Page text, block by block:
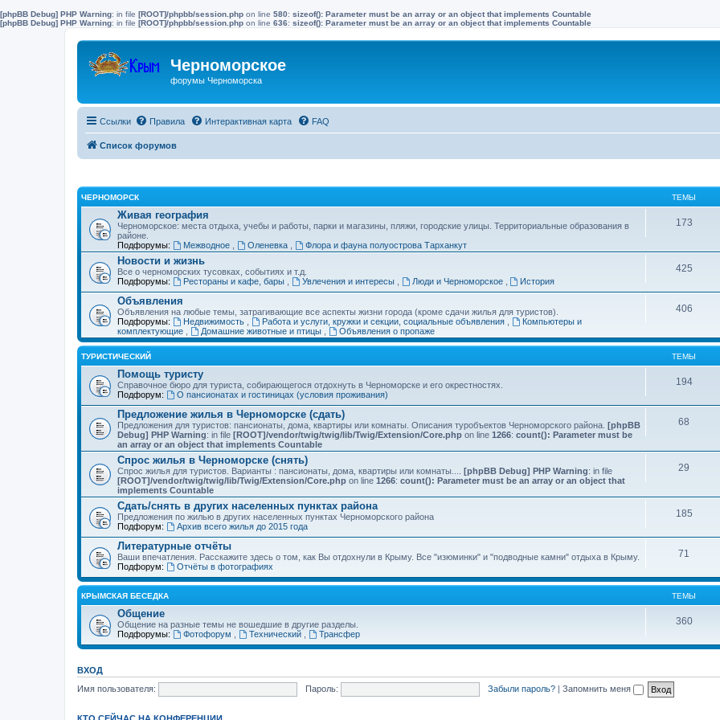
[phpBB Debug] PHP Warning: in file [ROOT]/phpbb/session.php on line 580: sizeof(): Parameter must be an array or an object that implements Countable
[phpBB Debug] PHP Warning: in file [ROOT]/phpbb/session.php on line 636: sizeof(): Parameter must be an array or an object that implements Countable
Черноморское
форумы Черноморска
Ссылки Правила Интерактивная карта FAQ
Список форумов
ЧЕРНОМОРСК ТЕМЫ
Живая география
Черноморское: места отдыха, учебы и работы, парки и магазины, пляжи, городские улицы. Территориальные образования в
районе.
Подфорумы:
Межводное Оленевка Флора и фауна полуострова Тарханкут
173
Новости и жизнь
Все о черноморских тусовках, событиях и т.д.
Подфорумы:
Рестораны и кафе, бары Увлечения и интересы Люди и Черноморское История
425
Объявления
Объявления на любые темы, затрагивающие все аспекты жизни города (кроме сдачи жилья для туристов).
Подфорумы:
Недвижимость Работа и услуги, кружки и секции, социальные объявления
Компьютеры и
комплектующие
Домашние животные и птицы Объявления о пропаже
406
ТУРИСТИЧЕСКИЙ ТЕМЫ
Помощь туристу
Справочное бюро для туриста, собирающегося отдохнуть в Черноморске и его окрестностях.
Подфорум:
О пансионатах и гостиницах (условия проживания)
194
Предложение жилья в Черноморске (сдать)
Предложения для туристов: пансионаты, дома, квартиры или комнаты. Описания туробъектов Черноморского района. [phpBB
Debug] PHP Warning: in file [ROOT]/vendor/twig/twig/lib/Twig/Extension/Core.php on line 1266: count(): Parameter must be
an array or an object that implements Countable
68
Спрос жилья в Черноморске (снять)
Спрос жилья для туристов. Варианты : пансионаты, дома, квартиры или комнаты.... [phpBB Debug] PHP Warning: in file
[ROOT]/vendor/twig/twig/lib/Twig/Extension/Core.php on line 1266: count(): Parameter must be an array or an object that
implements Countable
29
Сдать/снять в других населенных пунктах района
Предложения по жилью в других населенных пунктах Черноморского района
Подфорум:
Архив всего жилья до 2015 года
185
Литературные отчёты
Ваши впечатления. Расскажите здесь о том, как Вы отдохнули в Крыму. Все "изюминки" и "подводные камни" отдыха в Крыму.
Подфорум:
Отчёты в фотографиях
71
КРЫМСКАЯ БЕСЕДКА ТЕМЫ
Общение
Общение на разные темы не вошедшие в другие разделы.
Подфорумы:
Фотофорум Технический Трансфер
360
ВХОД
Имя пользователя:
Пароль: Забыли пароль? | Запомнить меня